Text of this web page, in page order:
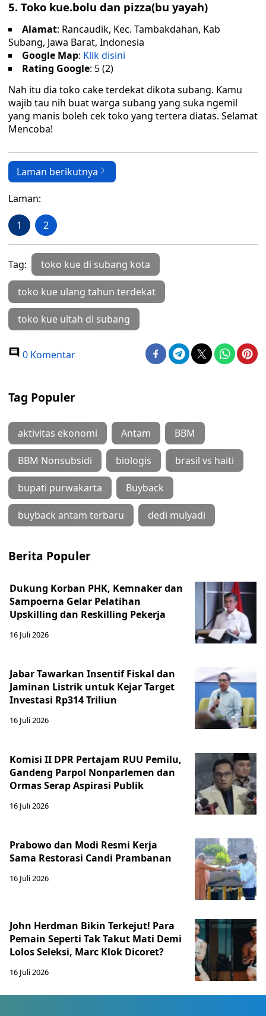
5. Toko kue.bolu dan pizza(bu yayah)
Alamat: Rancaudik, Kec. Tambakdahan, Kab
Subang, Jawa Barat, Indonesia
Google Map: Klik disini
Rating Google: 5 (2)
Nah itu dia toko cake terdekat dikota subang. Kamu
wajib tau nih buat warga subang yang suka ngemil
yang manis boleh cek toko yang tertera diatas. Selamat
Mencoba!
Laman berikutnya
Laman:
1 2
Tag: toko kue di subang kota
toko kue ulang tahun terdekat
toko kue ultah di subang
0 Komentar
Tag Populer
aktivitas ekonomi Antam BBM
BBM Nonsubsidi biologis brasil vs haiti
bupati purwakarta Buyback
buyback antam terbaru dedi mulyadi
Berita Populer
Dukung Korban PHK, Kemnaker dan
Sampoerna Gelar Pelatihan
Upskilling dan Reskilling Pekerja
16 Juli 2026
Jabar Tawarkan Insentif Fiskal dan
Jaminan Listrik untuk Kejar Target
Investasi Rp314 Triliun
16 Juli 2026
Komisi II DPR Pertajam RUU Pemilu,
Gandeng Parpol Nonparlemen dan
Ormas Serap Aspirasi Publik
16 Juli 2026
Prabowo dan Modi Resmi Kerja
Sama Restorasi Candi Prambanan
16 Juli 2026
John Herdman Bikin Terkejut! Para
Pemain Seperti Tak Takut Mati Demi
Lolos Seleksi, Marc Klok Dicoret?
16 Juli 2026